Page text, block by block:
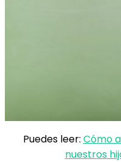
Puedes leer: Cómo
nuestros